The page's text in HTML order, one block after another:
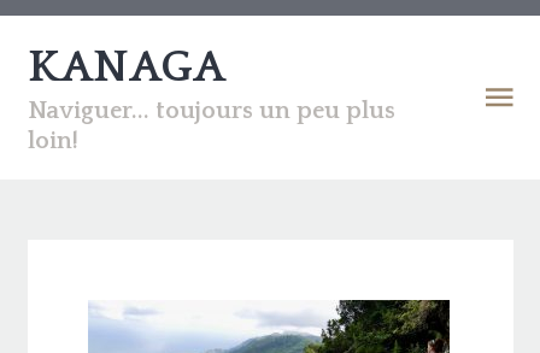
KANAGA
Naviguer... toujours un peu plus
loin!